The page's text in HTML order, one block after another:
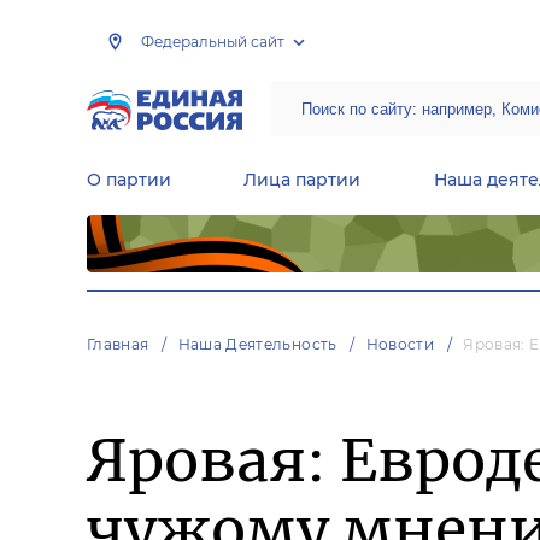
Федеральный сайт
О партии Лица партии Наша
Главная Наша Деятельность Новости Яровая:
Яровая: